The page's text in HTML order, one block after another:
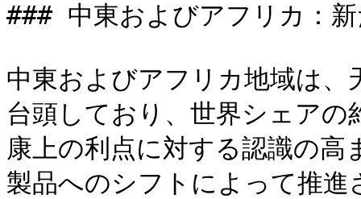
### 中東およびアフリカ：
中東およびアフリカ地域は、
台頭しており、世界シェアの
康上の利点に対する認識の
製品へのシフトによって推